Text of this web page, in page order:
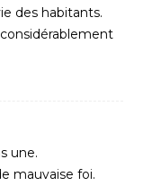
des habitants.
une.
mauvaise foi.